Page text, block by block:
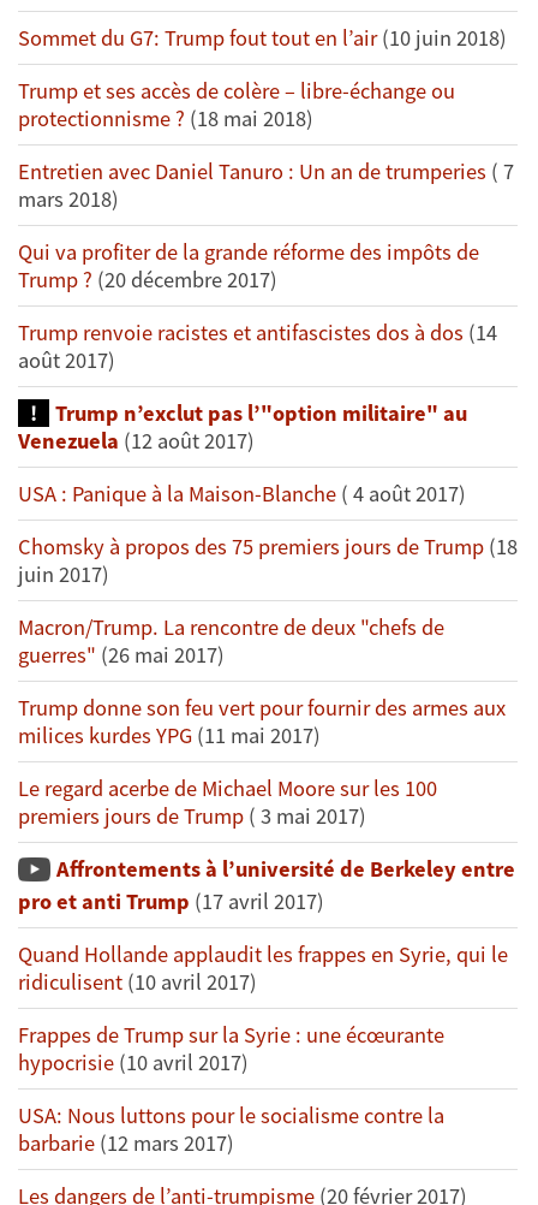
Sommet du G7: Trump fout tout en l’air(10 juin 2018)
Trump et ses accès de colère – libre-échange ou
protectionnisme ? (18 mai 2018)
Entretien avec Daniel Tanuro : Un an de trumperies ( 7
mars 2018)
Qui va profiter de la grande réforme des impôts de
Trump ? (20 décembre 2017)
Trump renvoie racistes et antifascistes dos à dos (14
août 2017)
Trump n’exclut pas l’"option militaire" au
Venezuela (12 août 2017)
USA : Panique à la Maison-Blanche ( 4 août 2017)
Chomsky à propos des 75 premiers jours de Trump (18
juin 2017)
Macron/Trump. La rencontre de deux "chefs de
guerres" (26 mai 2017)
Trump donne son feu vert pour fournir des armes aux
milices kurdes YPG (11 mai 2017)
Le regard acerbe de Michael Moore sur les 100
premiers jours de Trump ( 3 mai 2017)
Affrontements à l’université de Berkeley entre
pro et anti Trump (17 avril 2017)
Quand Hollande applaudit les frappes en Syrie, qui le
ridiculisent (10 avril 2017)
Frappes de Trump sur la Syrie : une écœurante
hypocrisie (10 avril 2017)
USA: Nous luttons pour le socialisme contre la
barbarie (12 mars 2017)
Les dangers de l’anti-trumpisme (20 février 2017)